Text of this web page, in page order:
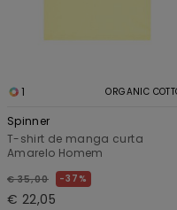
1 ORGANIC
Spinner
T-shirt de manga curta
Amarelo Homem
€ 35,00 37%
€ 22,05